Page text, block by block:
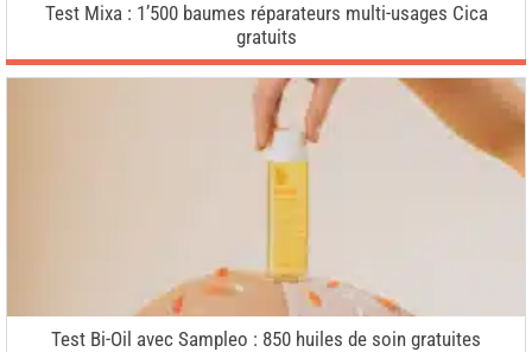
Test Mixa : 1’500 baumes réparateurs multi-usages Cica
gratuits
Test Bi-Oil avec Sampleo : 850 huiles de soin gratuites